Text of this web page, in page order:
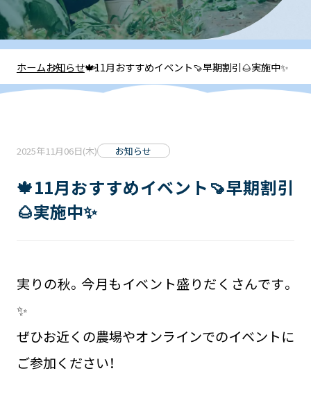
ホームお知らせ🍁11月おすすめイベント🍠早期割引🌰実施中✨
2025年11月06日(木) お知らせ
🍁11月おすすめイベント🍠早期割引
🌰実施中✨
実りの秋。今月もイベント盛りだくさんです。
✨
ぜひお近くの農場やオンラインでのイベントに
ご参加ください！